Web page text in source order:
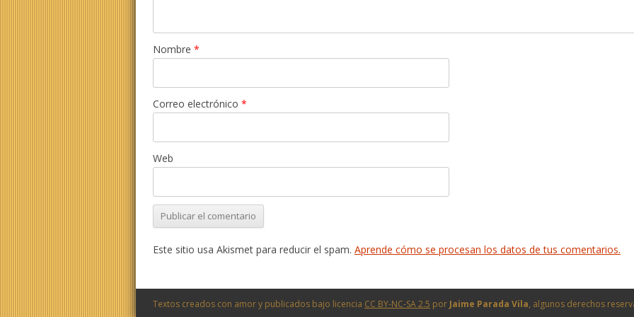
Nombre *
Correo electrónico *
Web
Este sitio usa Akismet para reducir el spam. Aprende cómo se procesan los datos de tus comentarios.
Textos creados con amor y publicados bajo licencia CC BY-NC-SA 2.5 por Jaime Parada Vila, algunos derechos